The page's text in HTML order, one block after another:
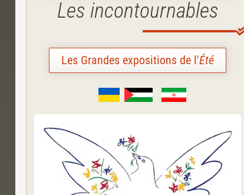
Les incontournables
Les Grandes expositions de l'Été